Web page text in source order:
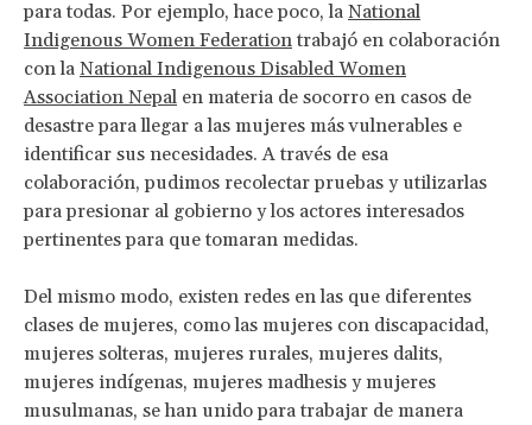
para todas. Por ejemplo, hace poco, la National
Indigenous Women Federation trabajó en colaboración
con la National Indigenous Disabled Women
Association Nepal en materia de socorro en casos de
desastre para llegar a las mujeres más vulnerables e
identificar sus necesidades. A través de esa
colaboración, pudimos recolectar pruebas y utilizarlas
para presionar al gobierno y los actores interesados
pertinentes para que tomaran medidas.
Del mismo modo, existen redes en las que diferentes
clases de mujeres, como las mujeres con discapacidad,
mujeres solteras, mujeres rurales, mujeres dalits,
mujeres indígenas, mujeres madhesis y mujeres
musulmanas, se han unido para trabajar de manera